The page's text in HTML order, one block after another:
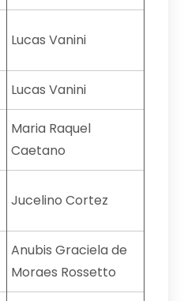
Lucas Vanini
Lucas Vanini
Maria Raquel
Caetano
Jucelino Cortez
Anubis Graciela de
Moraes Rossetto